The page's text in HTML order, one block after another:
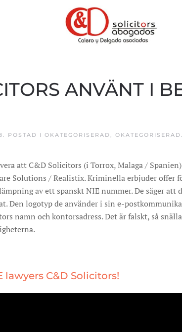
ANVÄNT I
. POSTAD I OKATEGORISERAD, OKATEGORISERAD.
att C&D Solicitors (i Torrox, Malaga /
Solutions / Realistix. Kriminella erbjuder offer
av ett spanskt NIE nummer. De säger att
Den logotyp de använder i sin e-
namn och kontorsadress. Det är falskt, så
lawyers C&D Solicitors!